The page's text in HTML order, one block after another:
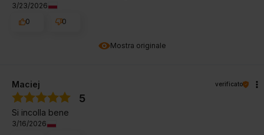
Mostra originale
3/23/2026
0
0
Maciej verificato
5
Si incolla bene
3/16/2026